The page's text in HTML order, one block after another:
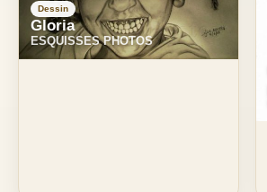
Dessin
Gloria
ESQUISSES PHOTOS